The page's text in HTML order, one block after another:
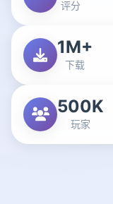
评分
1M+
下载
500K
玩家